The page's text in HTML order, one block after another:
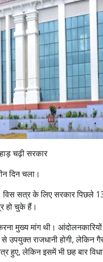
चढ़ी सरकार
दिन चला।
सत्र के लिए सरकार पिछले
हो चुके हैं।
मुख्य मांग थी।
राजधानी होगी, लेकिन
हुए, लेकिन इसमें भी छह बार